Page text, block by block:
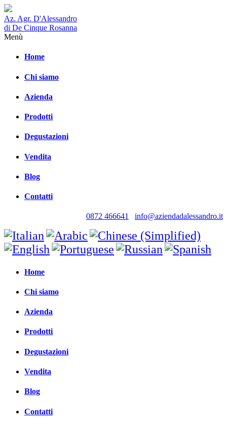
Az. Agr. D'Alessandro
di De Cinque Rosanna
Menù
Home
Chi siamo
Azienda
Prodotti
Degustazioni
Vendita
Blog
Contatti
0872 466641 info@aziendadalessandro.it
Home
Chi siamo
Azienda
Prodotti
Degustazioni
Vendita
Blog
Contatti